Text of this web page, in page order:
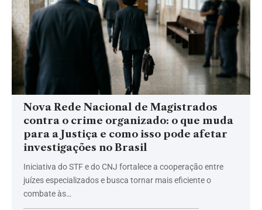
Nova Rede Nacional de Magistrados
contra o crime organizado: o que muda
para a Justiça e como isso pode afetar
investigações no Brasil
Iniciativa do STF e do CNJ fortalece a cooperação entre
juízes especializados e busca tornar mais eficiente o
combate às…